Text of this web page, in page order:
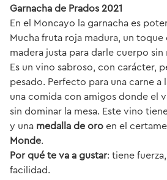
Garnacha de Prados 2021
En el Moncayo la garnacha es
Mucha fruta roja madura, un toque
madera justa para darle cuerpo sin
Es un vino sabroso, con carácter,
pesado. Perfecto para una carne a
una comida con amigos donde el
sin dominar la mesa. Este vino
y una medalla de oro en el
Monde.
Por qué te va a gustar: tiene
facilidad.